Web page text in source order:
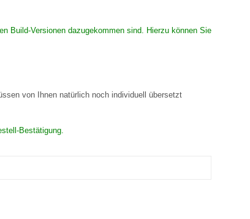
Build-Versionen dazugekommen sind. Hierzu können Sie
von Ihnen natürlich noch individuell übersetzt
Bestätigung.